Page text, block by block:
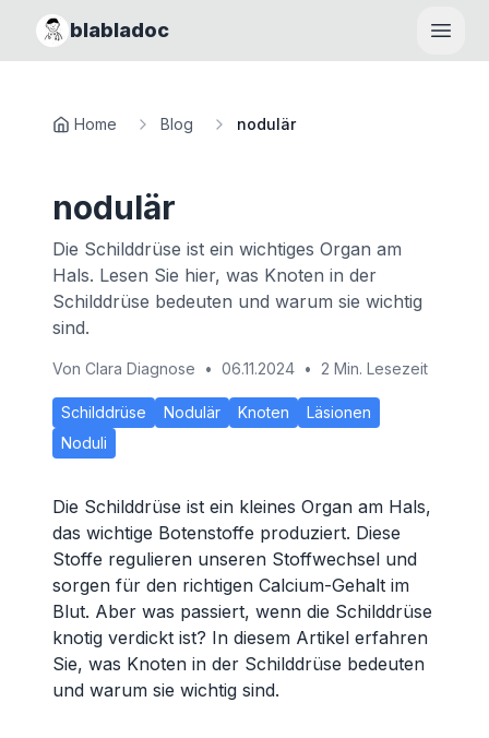
blabladoc
Home Blog nodulär
nodulär
Die Schilddrüse ist ein wichtiges Organ am
Hals. Lesen Sie hier, was Knoten in der
Schilddrüse bedeuten und warum sie wichtig
sind.
Von Clara Diagnose • 06.11.2024 • 2 Min. Lesezeit
Schilddrüse Nodulär Knoten
Läsionen
Noduli
Die Schilddrüse ist ein kleines Organ am Hals,
das wichtige Botenstoffe produziert. Diese
Stoffe regulieren unseren Stoffwechsel und
sorgen für den richtigen Calcium-Gehalt im
Blut. Aber was passiert, wenn die Schilddrüse
knotig verdickt ist? In diesem Artikel erfahren
Sie, was Knoten in der Schilddrüse bedeuten
und warum sie wichtig sind.